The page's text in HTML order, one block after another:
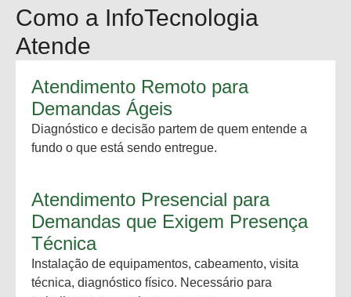
Como a InfoTecnologia
Atende
Atendimento Remoto para
Demandas Ágeis
Diagnóstico e decisão partem de quem entende a
fundo o que está sendo entregue.
Atendimento Presencial para
Demandas que Exigem Presença
Técnica
Instalação de equipamentos, cabeamento, visita
técnica, diagnóstico físico. Necessário para